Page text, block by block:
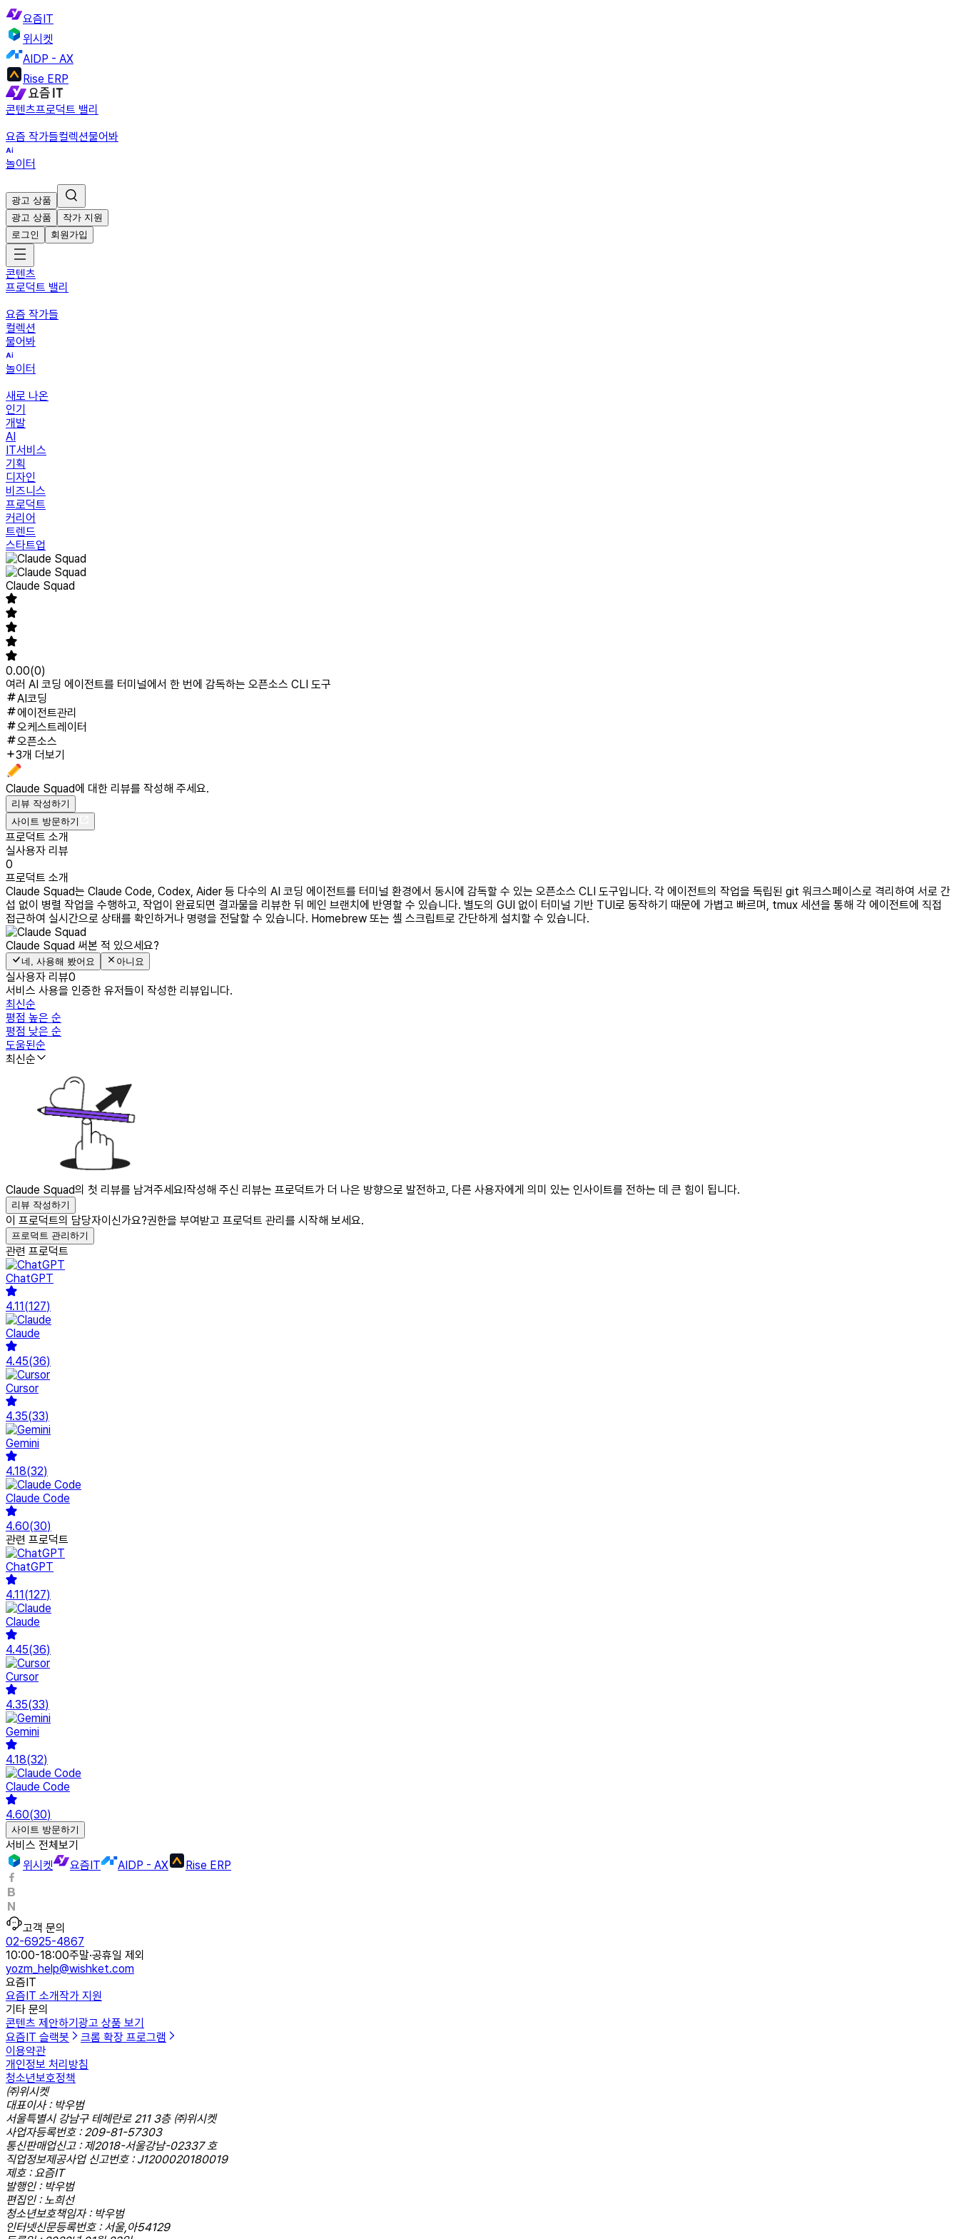
요즘IT
위시켓
AIDP - AX
Rise ERP
콘텐츠프로덕트 밸리
요즘 작가들컬렉션물어봐
놀이터
광고 상품
광고 상품
작가 지원
로그인
회원가입
콘텐츠
프로덕트 밸리
요즘 작가들
컬렉션
물어봐
놀이터
새로 나온
인기
개발
AI
IT서비스
기획
디자인
비즈니스
프로덕트
커리어
트렌드
스타트업
Claude Squad
0.00(0)
여러 AI 코딩 에이전트를 터미널에서 한 번에 감독하는 오픈소스 CLI 도구
AI코딩
에이전트관리
오케스트레이터
오픈소스
3개 더보기
Claude Squad에 대한 리뷰를 작성해 주세요.
리뷰 작성하기
사이트 방문하기
프로덕트 소개
실사용자 리뷰
0
프로덕트 소개
Claude Squad는 Claude Code, Codex, Aider 등 다수의 AI 코딩 에이전트를 터미널 환경에서 동시에 감독할 수 있는 오픈소스 CLI 도구입니다. 각 에이전트의 작업을 독립된 git 워크스페이스로 격리하여 서로 간
섭 없이 병렬 작업을 수행하고, 작업이 완료되면 결과물을 리뷰한 뒤 메인 브랜치에 반영할 수 있습니다. 별도의 GUI 없이 터미널 기반 TUI로 동작하기 때문에 가볍고 빠르며, tmux 세션을 통해 각 에이전트에 직접
접근하여 실시간으로 상태를 확인하거나 명령을 전달할 수 있습니다. Homebrew 또는 셸 스크립트로 간단하게 설치할 수 있습니다.
Claude Squad 써본 적 있으세요?
네, 사용해 봤어요 아니요
실사용자 리뷰0
서비스 사용을 인증한 유저들이 작성한 리뷰입니다.
최신순
평점 높은 순
평점 낮은 순
도움된순
최신순
Claude Squad의 첫 리뷰를 남겨주세요!작성해 주신 리뷰는 프로덕트가 더 나은 방향으로 발전하고, 다른 사용자에게 의미 있는 인사이트를 전하는 데 큰 힘이 됩니다.
리뷰 작성하기
이 프로덕트의 담당자이신가요?권한을 부여받고 프로덕트 관리를 시작해 보세요.
프로덕트 관리하기
관련 프로덕트
ChatGPT
4.11(127)
Claude
4.45(36)
Cursor
4.35(33)
Gemini
4.18(32)
Claude Code
4.60(30)
관련 프로덕트
ChatGPT
4.11(127)
Claude
4.45(36)
Cursor
4.35(33)
Gemini
4.18(32)
Claude Code
4.60(30)
사이트 방문하기
서비스 전체보기
위시켓
요즘IT AIDP - AX Rise ERP
고객 문의
02-6925-4867
10:00-18:00주말·공휴일 제외
yozm_help@wishket.com
요즘IT
요즘IT 소개작가 지원
기타 문의
콘텐츠 제안하기광고 상품 보기
요즘IT 슬랙봇
크롬 확장 프로그램
이용약관
개인정보 처리방침
청소년보호정책
㈜위시켓
대표이사 : 박우범
서울특별시 강남구 테헤란로 211 3층 ㈜위시켓
사업자등록번호 : 209-81-57303
통신판매업신고 : 제2018-서울강남-02337 호
직업정보제공사업 신고번호 : J1200020180019
제호 : 요즘IT
발행인 : 박우범
편집인 : 노희선
청소년보호책임자 : 박우범
인터넷신문등록번호 : 서울,아54129